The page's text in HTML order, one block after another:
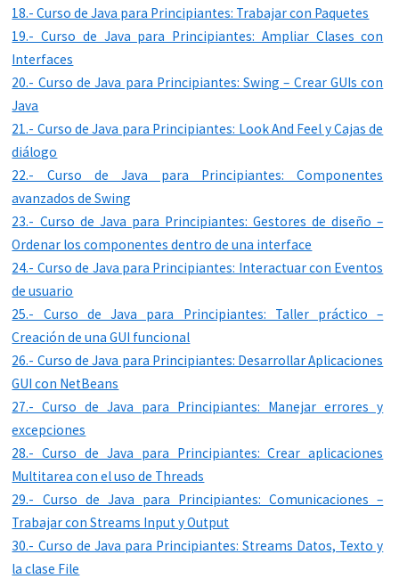
18.- Curso de Java para Principiantes: Trabajar con Paquetes
19.- Curso de Java para Principiantes: Ampliar Clases con
Interfaces
20.- Curso de Java para Principiantes: Swing – Crear GUIs con
Java
21.- Curso de Java para Principiantes: Look And Feel y Cajas de
diálogo
22.- Curso de Java para Principiantes: Componentes
avanzados de Swing
23.- Curso de Java para Principiantes: Gestores de diseño –
Ordenar los componentes dentro de una interface
24.- Curso de Java para Principiantes: Interactuar con Eventos
de usuario
25.- Curso de Java para Principiantes: Taller práctico –
Creación de una GUI funcional
26.- Curso de Java para Principiantes: Desarrollar Aplicaciones
GUI con NetBeans
27.- Curso de Java para Principiantes: Manejar errores y
excepciones
28.- Curso de Java para Principiantes: Crear aplicaciones
Multitarea con el uso de Threads
29.- Curso de Java para Principiantes: Comunicaciones –
Trabajar con Streams Input y Output
30.- Curso de Java para Principiantes: Streams Datos, Texto y
la clase File